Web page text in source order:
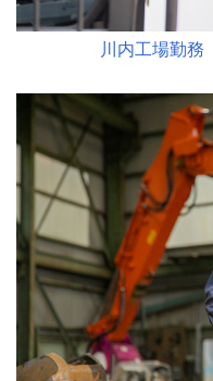
川内工場勤務